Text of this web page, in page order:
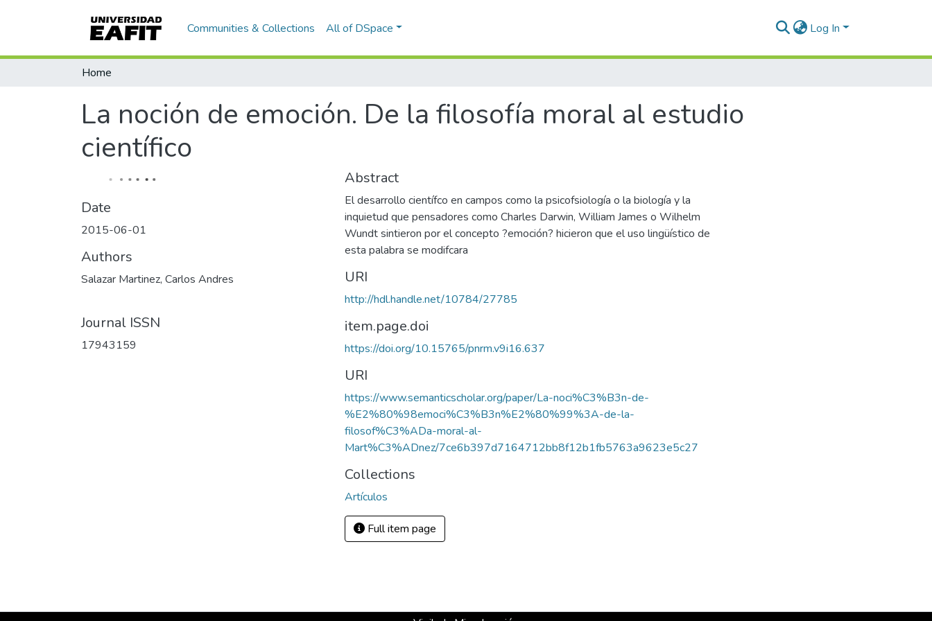
Communities & Collections All of DSpace Log In
Home
La noción de emoción. De la filosofía moral al estudio
científico
Date
2015-06-01
Authors
Salazar Martinez, Carlos Andres
Journal ISSN
17943159
Abstract
El desarrollo científco en campos como la psicofsiología o la biología y la
inquietud que pensadores como Charles Darwin, William James o Wilhelm
Wundt sintieron por el concepto ?emoción? hicieron que el uso lingüístico de
esta palabra se modifcara
URI
http://hdl.handle.net/10784/27785
item.page.doi
https://doi.org/10.15765/pnrm.v9i16.637
URI
https://www.semanticscholar.org/paper/La-noci%C3%B3n-de-
%E2%80%98emoci%C3%B3n%E2%80%99%3A-de-la-
filosof%C3%ADa-moral-al-
Mart%C3%ADnez/7ce6b397d7164712bb8f12b1fb5763a9623e5c27
Collections
Artículos
Full item page